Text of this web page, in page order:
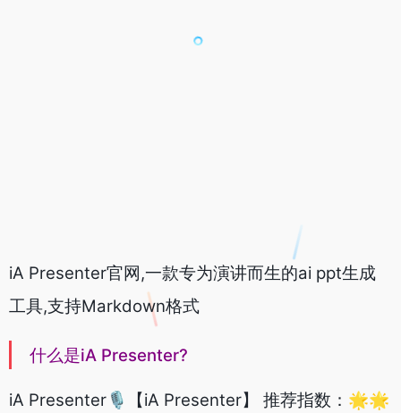
iA Presenter官网,一款专为演讲而生的ai ppt生成
工具,支持Markdown格式
什么是iA Presenter?
iA Presenter🎙️【iA Presenter】 推荐指数：🌟🌟